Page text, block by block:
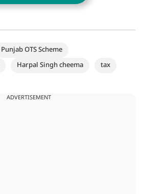
Punjab OTS Scheme
Harpal Singh cheema
tax
ADVERTISEMENT